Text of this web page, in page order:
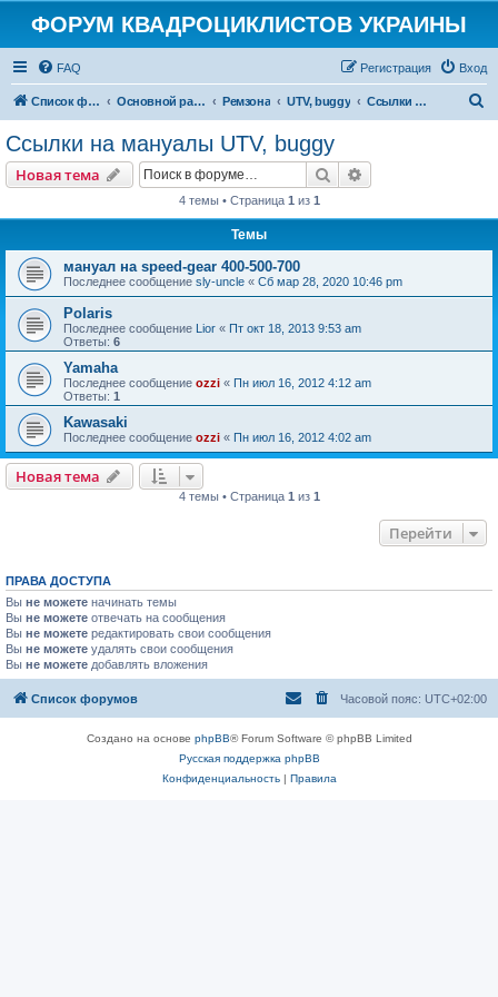
ФОРУМ КВАДРОЦИКЛИСТОВ УКРАИНЫ
FAQ Вход
Регистрация
Список форумов Основной раздел Ремзона UTV, buggy Ссылки на мануалы UTV, buggy
Ссылки на мануалы UTV, buggy
Новая тема Поиск
4 темы • Страница 1 из 1
Темы
мануал на speed-gear 400-500-700
Последнее сообщение sly-uncle « Сб мар 28, 2020 10:46 pm
Polaris
Последнее сообщение Lior « Пт окт 18, 2013 9:53 am
Ответы: 6
Yamaha
Последнее сообщение ozzi « Пн июл 16, 2012 4:12 am
Ответы: 1
Kawasaki
Последнее сообщение ozzi « Пн июл 16, 2012 4:02 am
Новая тема
4 темы • Страница 1 из 1
Перейти
ПРАВА ДОСТУПА
Вы не можете начинать темы
Вы не можете отвечать на сообщения
Вы не можете редактировать свои сообщения
Вы не можете удалять свои сообщения
Вы не можете добавлять вложения
Список форумов Часовой пояс: UTC+02:00
Создано на основе phpBB® Forum Software © phpBB Limited
Русская поддержка phpBB
Конфиденциальность| Правила